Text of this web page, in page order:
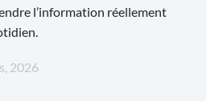
l’information réellement
2026